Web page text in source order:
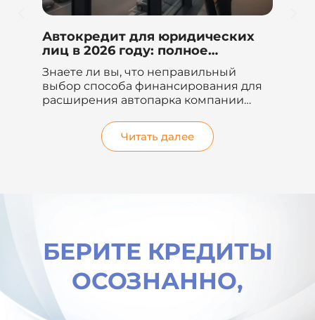
Автокредит для юридических
лиц в 2026 году: полное
руководство и сравнение
Знаете ли вы, что неправильный
выбор способа финансирования для
расширения автопарка компании
Читать далее
БЕРИТЕ КРЕДИТЫ
ОСОЗНАННО,